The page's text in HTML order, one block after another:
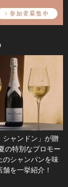
シャンドン」が贈
の特別なプロモー
のシャンパンを味
を一挙紹介！